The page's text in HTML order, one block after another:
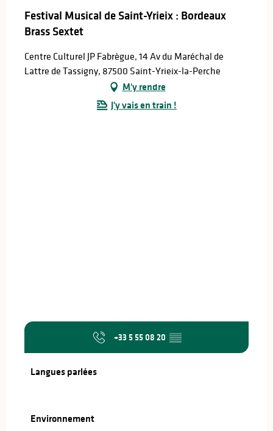
Festival Musical de Saint-Yrieix : Bordeaux
Brass Sextet
Centre Culturel JP Fabrègue, 14 Av du Maréchal de
Lattre de Tassigny, 87500 Saint-Yrieix-la-Perche
M'y rendre
J'y vais en train !
+33 5 55 08 20 ▒▒
Langues parlées
Langues parlées
Environnement
Environnement